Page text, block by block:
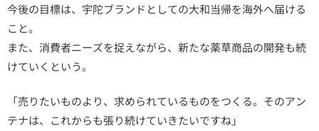
今後の目標は、宇陀ブランドとしての大和当帰を海外へ届ける
こと。
また、消費者ニーズを捉えながら、新たな薬草商品の開発も続
けていくという。
「売りたいものより、求められているものをつくる。そのアン
テナは、これからも張り続けていきたいですね」